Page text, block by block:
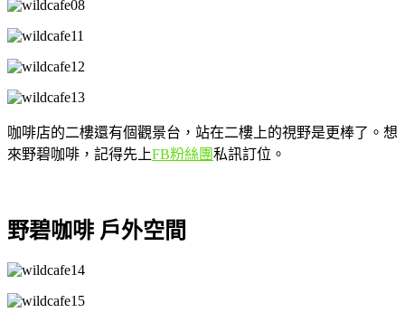
咖啡店的二樓還有個觀景台，站在二樓上的視野是更棒了。想
來野碧咖啡，記得先上FB粉絲團私訊訂位。
野碧咖啡 戶外空間